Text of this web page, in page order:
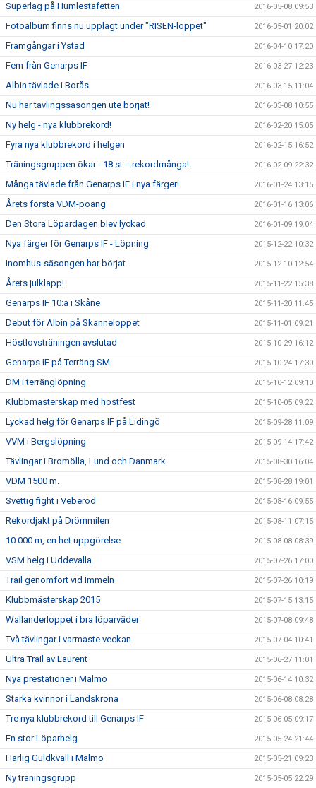
Superlag på Humlestafetten 2016-05-08 09:53
Fotoalbum finns nu upplagt under "RISEN-loppet" 2016-05-01 20:02
Framgångar i Ystad 2016-04-10 17:20
Fem från Genarps IF 2016-03-27 12:23
Albin tävlade i Borås 2016-03-15 11:04
Nu har tävlingssäsongen ute börjat! 2016-03-08 10:55
Ny helg - nya klubbrekord! 2016-02-20 15:05
Fyra nya klubbrekord i helgen 2016-02-15 16:52
Träningsgruppen ökar - 18 st = rekordmånga! 2016-02-09 22:32
Många tävlade från Genarps IF i nya färger! 2016-01-24 13:15
Årets första VDM-poäng 2016-01-16 13:06
Den Stora Löpardagen blev lyckad 2016-01-09 19:04
Nya färger för Genarps IF - Löpning 2015-12-22 10:32
Inomhus-säsongen har börjat 2015-12-10 12:54
Årets julklapp! 2015-11-22 15:38
Genarps IF 10:a i Skåne 2015-11-20 11:45
Debut för Albin på Skanneloppet 2015-11-01 09:21
Höstlovsträningen avslutad 2015-10-29 16:12
Genarps IF på Terräng SM 2015-10-24 17:30
DM i terränglöpning 2015-10-12 09:10
Klubbmästerskap med höstfest 2015-10-05 09:22
Lyckad helg för Genarps IF på Lidingö 2015-09-28 11:09
VVM i Bergslöpning 2015-09-14 17:42
Tävlingar i Bromölla, Lund och Danmark 2015-08-30 16:04
VDM 1500 m. 2015-08-28 19:01
Svettig fight i Veberöd 2015-08-16 09:55
Rekordjakt på Drömmilen 2015-08-11 07:15
10 000 m, en het uppgörelse 2015-08-08 08:39
VSM helg i Uddevalla 2015-07-26 17:00
Trail genomfört vid Immeln 2015-07-26 10:19
Klubbmästerskap 2015 2015-07-15 13:15
Wallanderloppet i bra löparväder 2015-07-08 09:48
Två tävlingar i varmaste veckan 2015-07-04 10:41
Ultra Trail av Laurent 2015-06-27 11:01
Nya prestationer i Malmö 2015-06-14 10:32
Starka kvinnor i Landskrona 2015-06-08 08:28
Tre nya klubbrekord till Genarps IF 2015-06-05 09:17
En stor Löparhelg 2015-05-24 21:44
Härlig Guldkväll i Malmö 2015-05-21 09:23
Ny träningsgrupp 2015-05-05 22:29